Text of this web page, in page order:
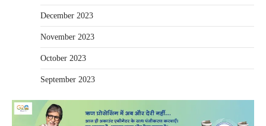
December 2023
November 2023
October 2023
September 2023